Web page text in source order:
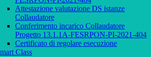
Attestazione valutazione DS istanze
Collaudatore
Conferimento incarico Collaudatore
Progetto 13.1.1A-FESRPON-PI-2021-404
Certificato di regolare esecuzione
Class